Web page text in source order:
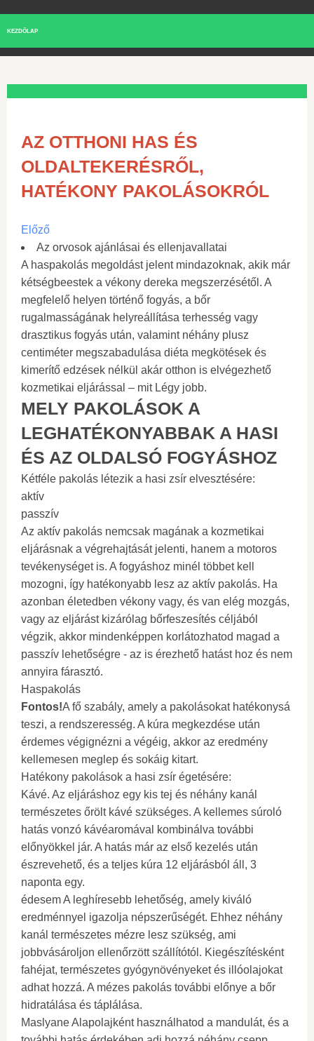
KEZDŐLAP
AZ OTTHONI HAS ÉS
OLDALTEKERÉSRŐL,
HATÉKONY PAKOLÁSOKRÓL
Előző
Az orvosok ajánlásai és ellenjavallatai
A haspakolás megoldást jelent mindazoknak, akik már
kétségbeestek a vékony dereka megszerzésétől. A
megfelelő helyen történő fogyás, a bőr
rugalmasságának helyreállítása terhesség vagy
drasztikus fogyás után, valamint néhány plusz
centiméter megszabadulása diéta megkötések és
kimerítő edzések nélkül akár otthon is elvégezhető
kozmetikai eljárással – mit Légy jobb.
MELY PAKOLÁSOK A
LEGHATÉKONYABBAK A HASI
ÉS AZ OLDALSÓ FOGYÁSHOZ
Kétféle pakolás létezik a hasi zsír elvesztésére:
aktív
passzív
Az aktív pakolás nemcsak magának a kozmetikai
eljárásnak a végrehajtását jelenti, hanem a motoros
tevékenységet is. A fogyáshoz minél többet kell
mozogni, így hatékonyabb lesz az aktív pakolás. Ha
azonban életedben vékony vagy, és van elég mozgás,
vagy az eljárást kizárólag bőrfeszesítés céljából
végzik, akkor mindenképpen korlátozhatod magad a
passzív lehetőségre - az is érezhető hatást hoz és nem
annyira fárasztó.
Haspakolás
Fontos!A fő szabály, amely a pakolásokat hatékonysá
teszi, a rendszeresség. A kúra megkezdése után
érdemes végignézni a végéig, akkor az eredmény
kellemesen meglep és sokáig kitart.
Hatékony pakolások a hasi zsír égetésére:
Kávé. Az eljáráshoz egy kis tej és néhány kanál
természetes őrölt kávé szükséges. A kellemes súroló
hatás vonzó kávéaromával kombinálva további
előnyökkel jár. A hatás már az első kezelés után
észrevehető, és a teljes kúra 12 eljárásból áll, 3
naponta egy.
édesem A leghíresebb lehetőség, amely kiváló
eredménnyel igazolja népszerűségét. Ehhez néhány
kanál természetes mézre lesz szükség, ami
jobbvásároljon ellenőrzött szállítótól. Kiegészítésként
fahéjat, természetes gyógynövényeket és illóolajokat
adhat hozzá. A mézes pakolás további előnye a bőr
hidratálása és táplálása.
Maslyane Alapolajként használhatod a mandulát, és a